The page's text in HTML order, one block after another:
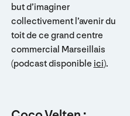
but d’imaginer
collectivement l’avenir du
toit de ce grand centre
commercial Marseillais
(podcast disponible ici).